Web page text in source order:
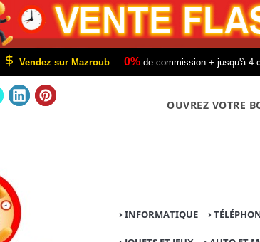
Vendez sur Mazroub 0% de commission + jusqu'à 4
OUVREZ VOTRE
› INFORMATIQUE ›